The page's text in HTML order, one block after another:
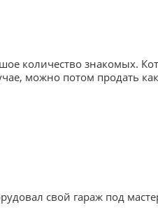
количество знакомых.
можно потом продать
свой гараж под